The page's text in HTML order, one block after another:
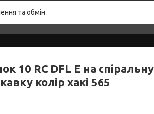
та обмін
10 RC DFL E на спіральну
колір хакі 565